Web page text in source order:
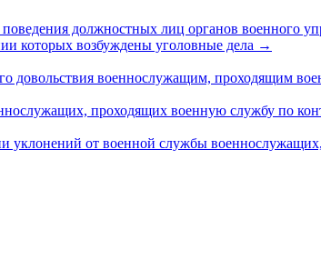
должностных лиц органов военного
которых возбуждены уголовные дела →
довольствия военнослужащим, проходящим
проходящих военную службу по
уклонений от военной службы